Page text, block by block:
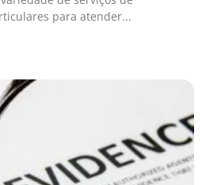
para atender